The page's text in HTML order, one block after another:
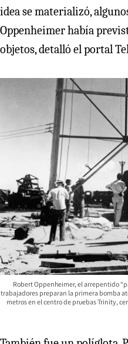
idea se materializó,
Oppenheimer había
objetos, detalló el portal
Robert Oppenheimer, el arrepentido
trabajadores preparan la primera bomba
metros en el centro de pruebas Trinity,